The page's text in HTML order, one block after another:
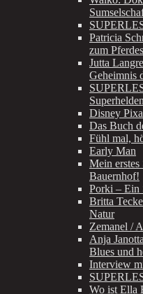
Patricia
zum
Jutta
Geheimnis
Disney
Das Buch
Fühl mal,
Early Man
Mein
Bauernhof!
Porki – Ein
Britta
Natur
Zemanel /
Anja
Blues und
Interview
Wo ist Ella